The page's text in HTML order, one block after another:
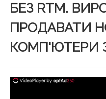
БЕЗ RTM.
ПРОДАВАТИ
КОМП'ЮТЕРИ З